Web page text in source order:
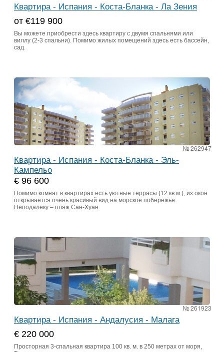
Квартира - Испания - Коста-Бланка - Ла Зения
от €119 900
Вы можете приобрести здесь квартиру с двумя спальнями или
виллу (2-3 спальни). Помимо жилых помещений здесь есть бассейн,
сад.
№ 262947
Квартира - Испания - Коста-Бланка - Эль-
Кампельо
€ 96 600
Помимо комнат в квартирах есть уютные террасы (12 кв.м.), из окон
открывается очень красивый вид на морское побережье.
Неподалеку – пляж Сан-Хуан.
№ 261923
Квартира - Испания - Андалусия - Малага
€ 220 000
Просторная 3-спальная квартира 100 кв. м. в 250 метрах от моря,